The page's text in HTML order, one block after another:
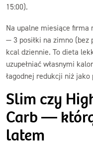
15:00).
Na upalne miesiące firma
— 3 posiłki na zimno (bez
kcal dziennie. To dieta
uzupełniać własnymi
łagodnej redukcji niż jako
Slim czy
Carb —
latem